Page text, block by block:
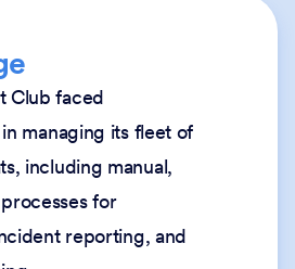
Club faced
managing its fleet of
including manual,
for
reporting, and